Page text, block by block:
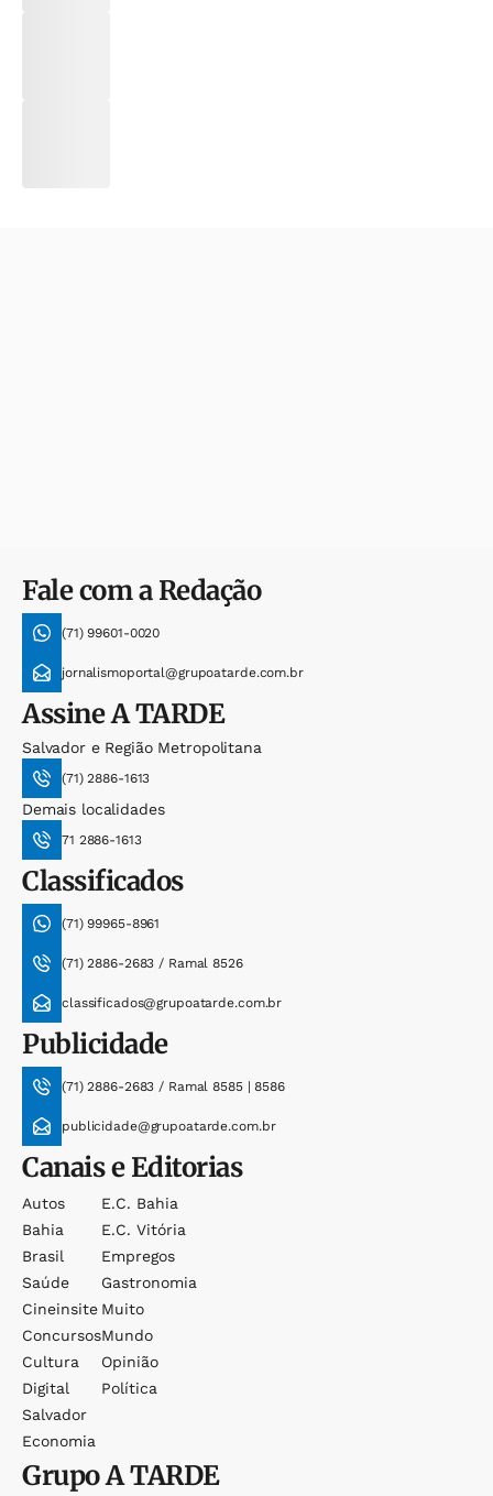
Fale com a Redação
(71) 99601-0020
jornalismoportal@grupoatarde.com.br
AssineA TARDE
Salvador e Região Metropolitana
(71) 2886-1613
Demais localidades
71 2886-1613
Classificados
(71) 99965-8961
(71) 2886-2683 / Ramal 8526
classificados@grupoatarde.com.br
Publicidade
(71) 2886-2683 / Ramal 8585 | 8586
publicidade@grupoatarde.com.br
Canais e Editorias
Autos
Bahia
Brasil
Saúde
Cineinsite
Concursos
Cultura
Digital
Salvador
Economia
E.c. Bahia
E.c. Vitória
Empregos
Gastronomia
Muito
Mundo
Opinião
Política
GrupoA TARDE